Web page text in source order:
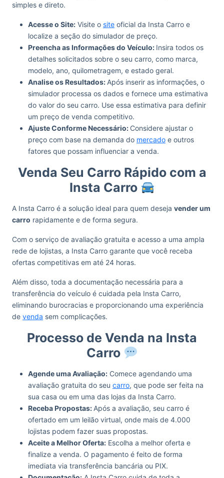
simples e direto.
Acesse o Site: Visite o site oficial da Insta Carro e
localize a seção do simulador de preço.
Preencha as Informações do Veículo: Insira todos os
detalhes solicitados sobre o seu carro, como marca,
modelo, ano, quilometragem, e estado geral.
Analise os Resultados: Após inserir as informações, o
simulador processa os dados e fornece uma estimativa
do valor do seu carro. Use essa estimativa para definir
um preço de venda competitivo.
Ajuste Conforme Necessário: Considere ajustar o
preço com base na demanda do mercado e outros
fatores que possam influenciar a venda.
Venda Seu Carro Rápido com a
Insta Carro
A Insta Carro é a solução ideal para quem deseja vender um
carro rapidamente e de forma segura.
Com o serviço de avaliação gratuita e acesso a uma ampla
rede de lojistas, a Insta Carro garante que você receba
ofertas competitivas em até 24 horas.
Além disso, toda a documentação necessária para a
transferência do veículo é cuidada pela Insta Carro,
eliminando burocracias e proporcionando uma experiência
de venda sem complicações.
Processo de Venda na Insta
Carro
Agende uma Avaliação: Comece agendando uma
avaliação gratuita do seu carro, que pode ser feita na
sua casa ou em uma das lojas da Insta Carro.
Receba Propostas: Após a avaliação, seu carro é
ofertado em um leilão virtual, onde mais de 4.000
lojistas podem fazer suas propostas.
Aceite a Melhor Oferta: Escolha a melhor oferta e
finalize a venda. O pagamento é feito de forma
imediata via transferência bancária ou PIX.